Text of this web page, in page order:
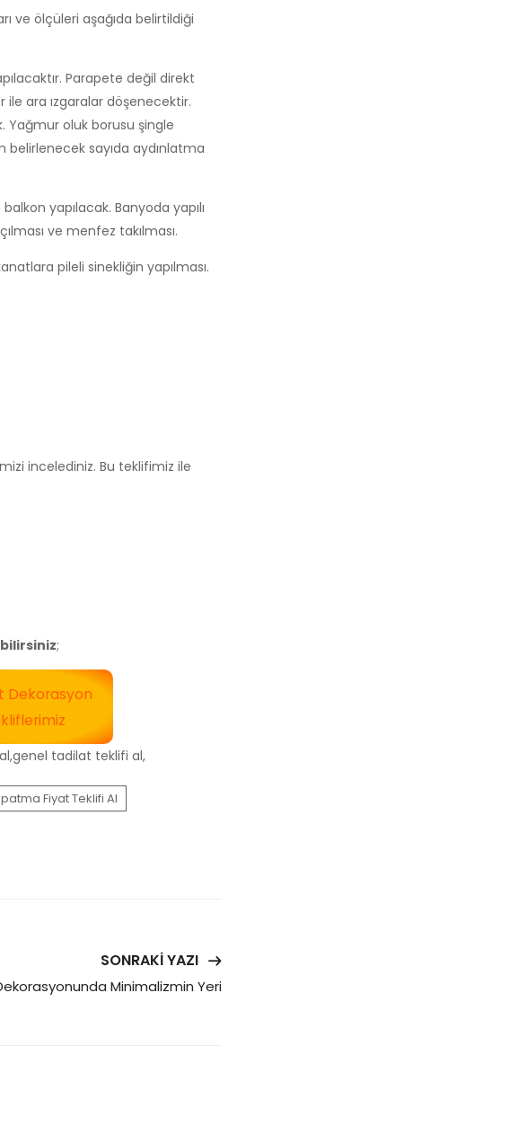
ve ölçüleri aşağıda belirtildiği
Parapete değil direkt
ara ızgaralar döşenecektir.
Yağmur oluk borusu şingle
sayıda aydınlatma
yapılacak. Banyoda yapılı
ve menfez takılması.
pileli sinekliğin yapılması.
incelediniz. Bu teklifimiz ile
;
Dekorasyon
tadilat teklifi al,
Fiyat Teklifi Al
SONRAKI YAZI
Minimalizmin Yeri